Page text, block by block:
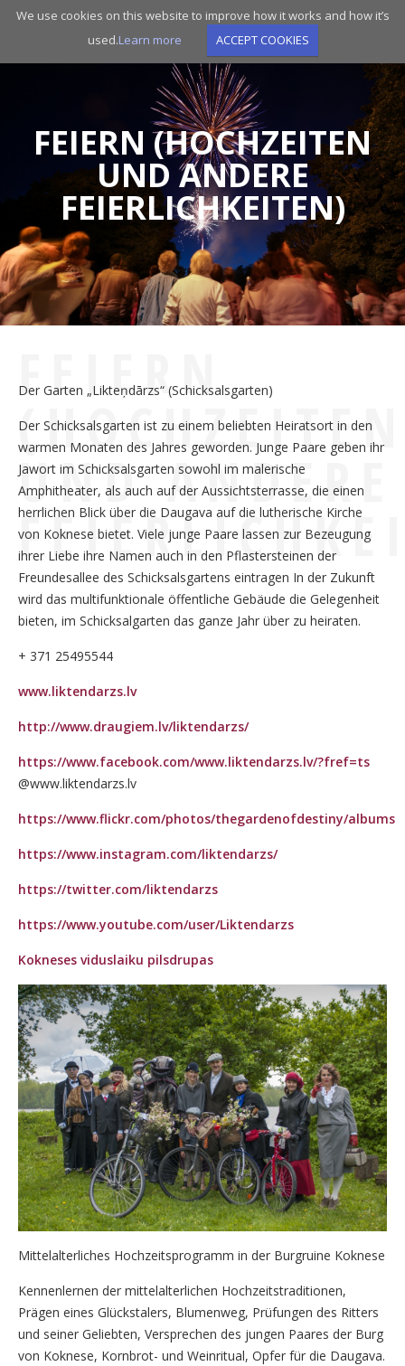
We use cookies on this website to improve how it works and how it’s
used.Learn more ACCEPT COOKIES
Skip
FEIERN (HOCHZEITEN
UND ANDERE
FEIERLICHKEITEN)
FEIERN
UND ANDERE
Der Garten „Likteņdārzs“ (Schicksalsgarten)
Der Schicksalsgarten ist zu einem beliebten Heiratsort in den
warmen Monaten des Jahres geworden. Junge Paare geben ihr
Jawort im Schicksalsgarten sowohl im malerische
Amphitheater, als auch auf der Aussichtsterrasse, die einen
herrlichen Blick über die Daugava auf die lutherische Kirche
von Koknese bietet. Viele junge Paare lassen zur Bezeugung
ihrer Liebe ihre Namen auch in den Pflastersteinen der
Freundesallee des Schicksalsgartens eintragen In der Zukunft
wird das multifunktionale öffentliche Gebäude die Gelegenheit
bieten, im Schicksalgarten das ganze Jahr über zu heiraten.
+ 371 25495544
www.liktendarzs.lv
http://www.draugiem.lv/liktendarzs/
https://www.facebook.com/www.liktendarzs.lv/?fref=ts
@www.liktendarzs.lv
https://www.flickr.com/photos/thegardenofdestiny/albums
https://www.instagram.com/liktendarzs/
https://twitter.com/liktendarzs
https://www.youtube.com/user/Liktendarzs
Kokneses viduslaiku pilsdrupas
Mittelalterliches Hochzeitsprogramm in der Burgruine Koknese
Kennenlernen der mittelalterlichen Hochzeitstraditionen,
Prägen eines Glückstalers, Blumenweg, Prüfungen des Ritters
und seiner Geliebten, Versprechen des jungen Paares der Burg
von Koknese, Kornbrot- und Weinritual, Opfer für die Daugava.